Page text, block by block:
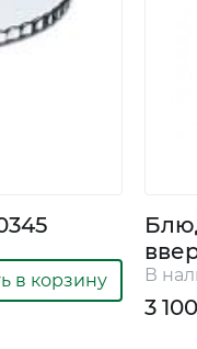
в корзину В
3